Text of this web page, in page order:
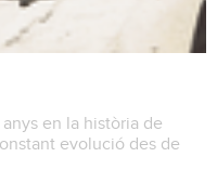
en la història de
evolució des de